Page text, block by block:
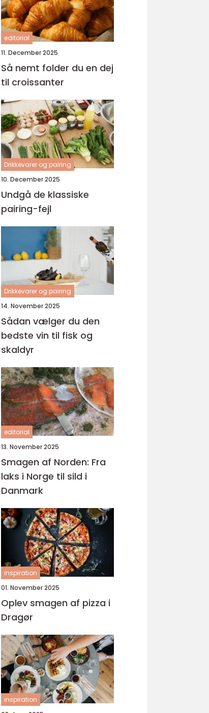
editorial
11. December 2025
Så nemt folder du en dej
til croissanter
Drikkevarer og pairing
10. December 2025
Undgå de klassiske
pairing-fejl
Drikkevarer og pairing
14. November 2025
Sådan vælger du den
bedste vin til fisk og
skaldyr
editorial
13. November 2025
Smagen af Norden: Fra
laks i Norge til sild i
Danmark
inspiration
01. November 2025
Oplev smagen af pizza i
Dragør
inspiration